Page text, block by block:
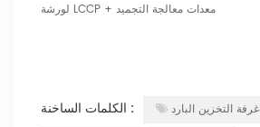
لورشة LCCP + معدات معالجة التجميد
الكلمات الساخنة :
غرفة التخزين البارد